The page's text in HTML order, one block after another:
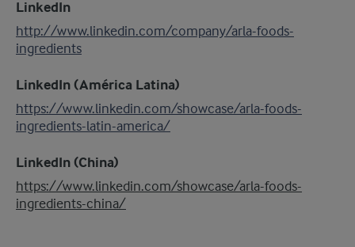
LinkedIn
http://www.linkedin.com/company/arla-foods-
ingredients
LinkedIn (América Latina)
https://www.linkedin.com/showcase/arla-foods-
ingredients-latin-america/
LinkedIn (China)
https://www.linkedin.com/showcase/arla-foods-
ingredients-china/